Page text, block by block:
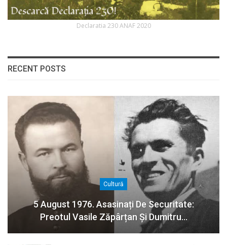
Declaratia 230 ANAF 2020
RECENT POSTS
Cultură
5 August 1976. Asasinați De Securitate:
Preotul Vasile Zăpârțan Și Dumitru…